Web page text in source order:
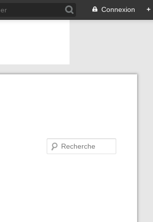
Connexion +